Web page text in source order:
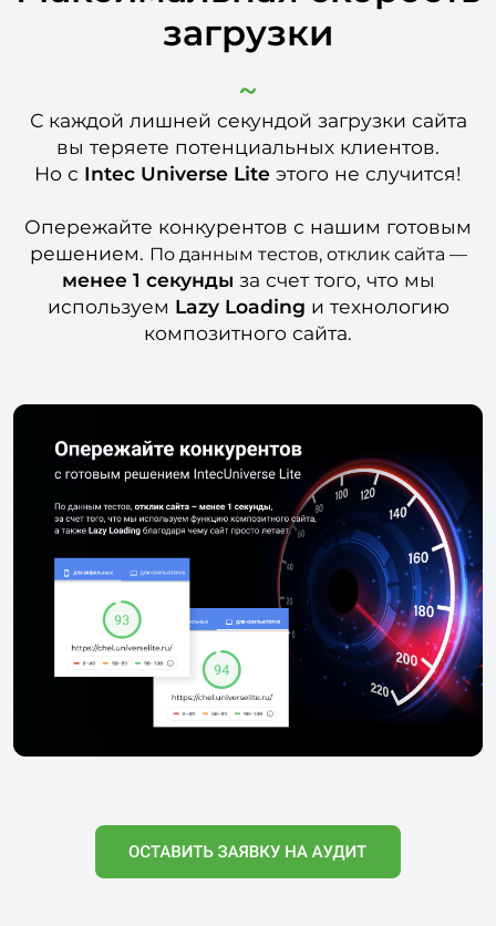
загрузки
С каждой лишней секундой загрузки сайта
вы теряете потенциальных клиентов.
Но с Intec Universe Lite этого не случится!
Опережайте конкурентов с нашим готовым
решением. По данным тестов, отклик сайта —
менее 1 секунды за счет того, что мы
используем Lazy Loading и технологию
композитного сайта.